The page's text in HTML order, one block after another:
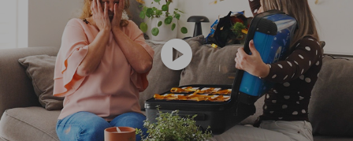
play_circle